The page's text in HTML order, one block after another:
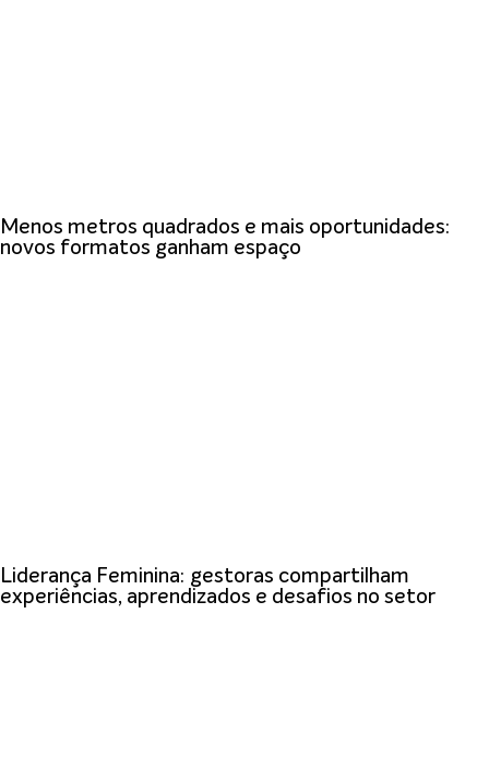
Menos metros quadrados e mais oportunidades:
novos formatos ganham espaço
Liderança Feminina: gestoras compartilham
experiências, aprendizados e desafios no setor